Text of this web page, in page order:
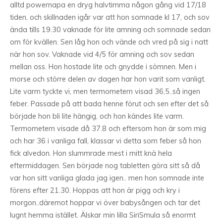
alltd powernapa en dryg halvtimma någon gång vid 17/18
tiden, och skillnaden igår var att hon somnade kl 17, och sov
ända tills 19.30 vaknade för lite amning och somnade sedan
om för kvällen. Sen låg hon och vände och vred på sig i natt
när hon sov. Vaknade vid 4/5 för amning och sov sedan
mellan oss. Hon hostade lite och gnydde i sömnen. Men i
morse och större delen av dagen har hon varit som vanligt.
Lite varm tyckte vi, men termometern visad 36,5..så ingen
feber. Passade på att bada henne förut och sen efter det så
började hon bli lite hängig, och hon kändes lite varm.
Termometern visade då 37.8 och eftersom hon är som mig
och har 36 i vanliga fall, klassar vi detta som feber så hon
fick alvedon. Hon slummrade mest i mitt knä hela
eftermiddagen. Sen började nog tabletten göra sitt så då
var hon sitt vanliga glada jag igen.. men hon somnade inte
förens efter 21.30. Hoppas att hon är pigg och kry i
morgon..däremot hoppar vi över babysången och tar det
lugnt hemma istället. Älskar min lilla SiriSmula så enormt